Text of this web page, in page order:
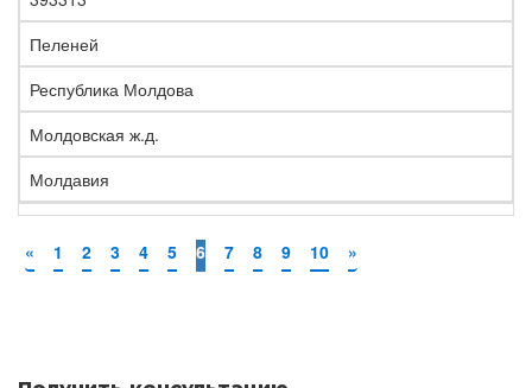
Пеленей
Республика Молдова
Молдовская ж.д.
Молдавия
« 1 2 3 4 5 6 7 8 9 10 »